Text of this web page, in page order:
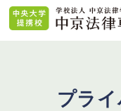
プラ